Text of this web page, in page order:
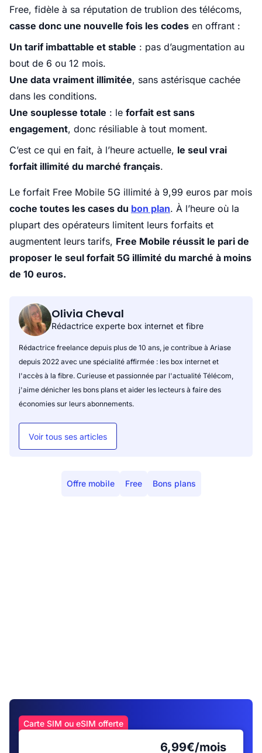
Free, fidèle à sa réputation de trublion des télécoms,
casse donc une nouvelle fois les codes en offrant :
Un tarif imbattable et stable : pas d’augmentation au
bout de 6 ou 12 mois.
Une data vraiment illimitée, sans astérisque cachée
dans les conditions.
Une souplesse totale : le forfait est sans
engagement, donc résiliable à tout moment.
C’est ce qui en fait, à l’heure actuelle, le seul vrai
forfait illimité du marché français.
Le forfait Free Mobile 5G illimité à 9,99 euros par mois
coche toutes les cases du bon plan. À l’heure où la
plupart des opérateurs limitent leurs forfaits et
augmentent leurs tarifs, Free Mobile réussit le pari de
proposer le seul forfait 5G illimité du marché à moins
de 10 euros.
Olivia Cheval
Rédactrice experte box internet et fibre
Rédactrice freelance depuis plus de 10 ans, je contribue à Ariase
depuis 2022 avec une spécialité affirmée : les box internet et
l'accès à la fibre. Curieuse et passionnée par l'actualité Télécom,
j'aime dénicher les bons plans et aider les lecteurs à faire des
économies sur leurs abonnements.
Voir tous ses articles
Offre mobile Free Bons plans
Carte SIM ou eSIM offerte
6,99€/mois